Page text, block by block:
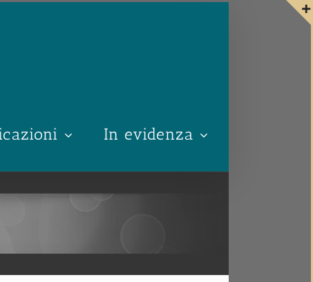
In evidenza